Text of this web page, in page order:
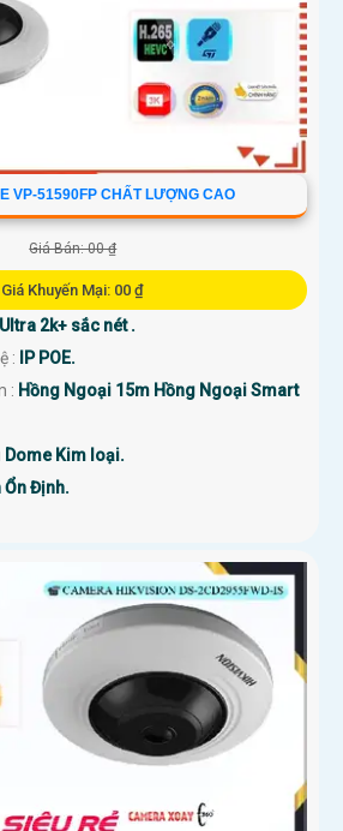
VP-51590FP CHẤT LƯỢNG CAO
Giá Bán: 00 ₫
Giá Khuyến Mại: 00 ₫
Ultra 2k+ sắc nét .
:
IP POE.
: Hồng Ngoại 15m Hồng Ngoại Smart
Dome Kim loại.
Ổn Định.